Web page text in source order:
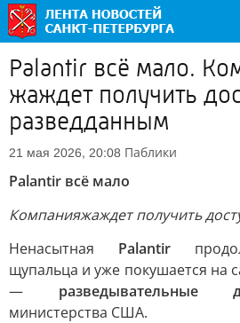
Palantir всё мало.
жаждет получить
разведданным
21 мая 2026, 20:08 Паблики
Palantir всё мало
Компанияжаждет получить
Ненасытная Palantir
щупальца и уже покушается на
— разведывательные
министерства США.